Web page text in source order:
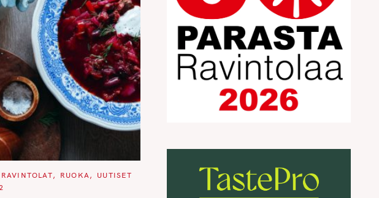
RAVINTOLAT RUOKA
UUTISET